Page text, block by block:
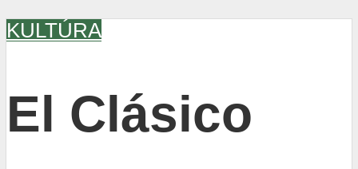
KULTÚRA
El Clásico